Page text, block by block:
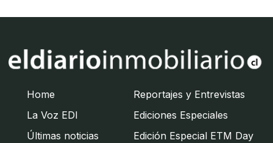
Home
La Voz EDI
Últimas noticias
Reportajes y Entrevistas
Ediciones Especiales
Edición Especial ETM Day